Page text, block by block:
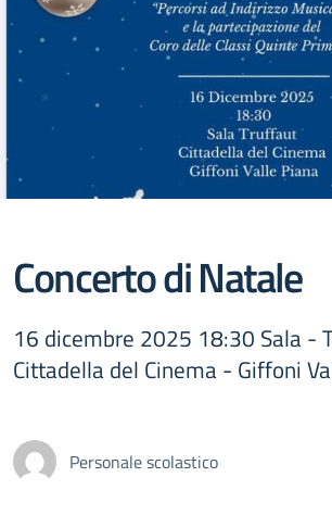
Concerto di Natale
16 dicembre 2025 18:30 Sala -
Cittadella del Cinema - Giffoni
Personale scolastico